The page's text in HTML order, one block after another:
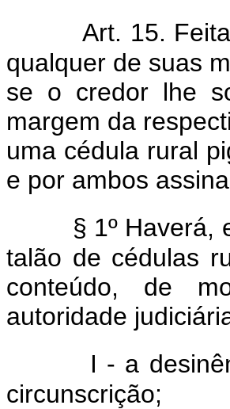
Art. 15.
qualquer de suas
se o credor lhe
margem da
uma cédula rural
e por ambos
§ 1º Haverá,
talão de cédulas
conteúdo, de
autoridade
I - a
circunscrição;